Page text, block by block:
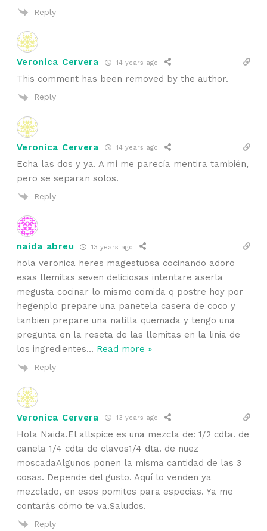
Reply
Veronica Cervera 14 years ago
This comment has been removed by the author.
Reply
Veronica Cervera 14 years ago
Echa las dos y ya. A mí me parecía mentira también,
pero se separan solos.
Reply
naida abreu 13 years ago
hola veronica heres magestuosa cocinando adoro
esas llemitas seven deliciosas intentare aserla
megusta cocinar lo mismo comida q postre hoy por
hegenplo prepare una panetela casera de coco y
tanbien prepare una natilla quemada y tengo una
pregunta en la reseta de las llemitas en la linia de
los ingredientes… Read more »
Reply
Veronica Cervera 13 years ago
Hola Naida.El allspice es una mezcla de: 1/2 cdta. de
canela 1/4 cdta de clavos1/4 dta. de nuez
moscadaAlgunos ponen la misma cantidad de las 3
cosas. Depende del gusto. Aquí lo venden ya
mezclado, en esos pomitos para especias. Ya me
contarás cómo te va.Saludos.
Reply